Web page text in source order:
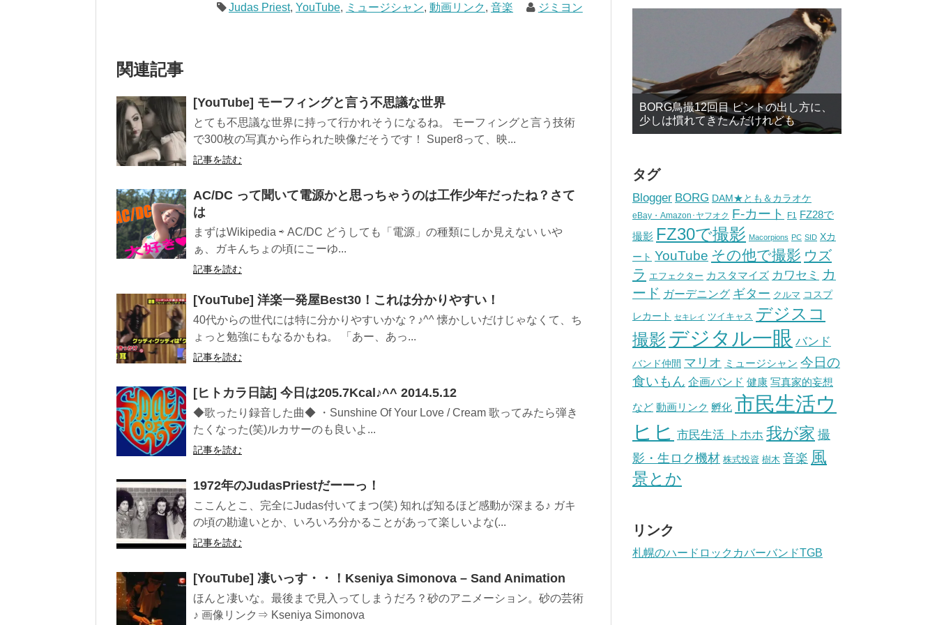
Judas Priest,YouTube, ミュージシャン,動画リンク ,音楽 ジミヨン
関連記事
[YouTube] モーフィングと言う不思議な世界
とても不思議な世界に持って行かれそうになるね。 モーフィングと言う技術
で300枚の写真から作られた映像だそうです！ Super8って、映...
記事を読む
AC/DC って聞いて電源かと思っちゃうのは工作少年だったね？さて
は
まずはWikipedia ⇨ AC/DC どうしても「電源」の種類にしか見えない いや
ぁ、ガキんちょの頃にこーゆ...
記事を読む
[YouTube] 洋楽一発屋Best30！これは分かりやすい！
40代からの世代には特に分かりやすいかな？♪^^ 懐かしいだけじゃなくて、ち
ょっと勉強にもなるかもね。 「あー、あっ...
記事を読む
[ヒトカラ日誌] 今日は205.7Kcal♪^^ 2014.5.12
◆歌ったり録音した曲◆ ・Sunshine Of Your Love / Cream 歌ってみたら弾き
たくなった(笑)ルカサーのも良いよ...
記事を読む
1972年のJudasPriestだーーっ！
ここんとこ、完全にJudas付いてまつ(笑) 知れば知るほど感動が深まる♪ ガキ
の頃の勘違いとか、いろいろ分かることがあって楽しいよな(...
記事を読む
[YouTube] 凄いっす・・！Kseniya Simonova – Sand Animation
ほんと凄いな。最後まで見入ってしまうだろ？砂のアニメーション。砂の芸術
♪ 画像リンク⇒ Kseniya Simonova
BORG鳥撮12回目 ピントの出し方に、
少しは慣れてきたんだけれども
タグ
Blogger BORG DAM★とも＆カラオケ
eBay・Amazon･ヤフオク F-カート F1
FZ28で
撮影 FZ30で撮影 Macorpions PC SID Xカ
ート YouTube その他で撮影 ウズ
ラ エフェクター カスタマイズ カワセミ カ
ード ガーデニング ギター クルマ コスプ
レカート セキレイ ツイキャス デジスコ
撮影 デジタル一眼 バンド
バンド仲間 マリオ ミュージシャン 今日の
食いもん 企画バンド 健康 写真家的妄想
など 動画リンク 孵化 市民生活ウ
ヒヒ 市民生活 トホホ 我が家 撮
影・生ロク機材 株式投資 樹木 音楽 風
景とか
リンク
札幌のハードロックカバーバンドTGB